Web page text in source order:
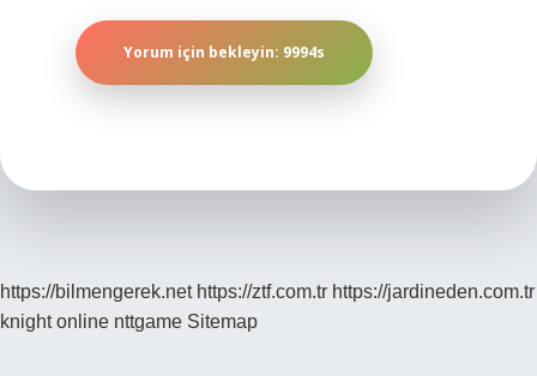
https://bilmengerek.net https://ztf.com.tr https://jardineden.com.tr
knight online nttgame Sitemap